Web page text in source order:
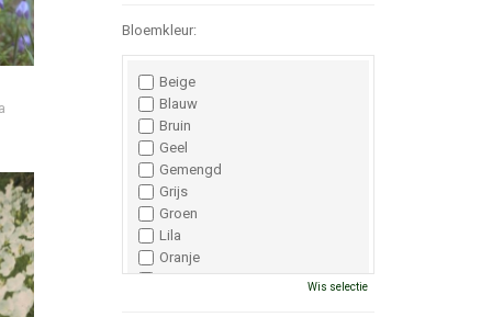
Bloemkleur:
Beige
Blauw
Bruin
Geel
Gemengd
Grijs
Groen
Lila
Oranje
Paars
Wis selectie